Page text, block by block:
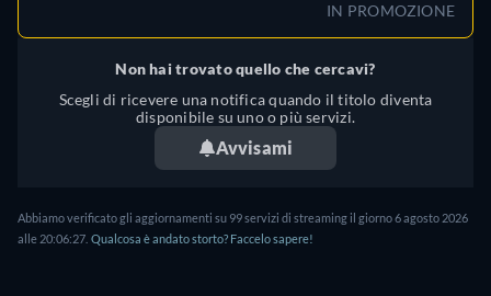
IN PROMOZIONE
Non hai trovato quello che cercavi?
Scegli di ricevere una notifica quando il titolo diventa
disponibile su uno o più servizi.
Avvisami
Abbiamo verificato gli aggiornamenti su 99 servizi di streaming il giorno 6 agosto 2026
alle 20:06:27. Qualcosa è andato storto? Faccelo sapere!